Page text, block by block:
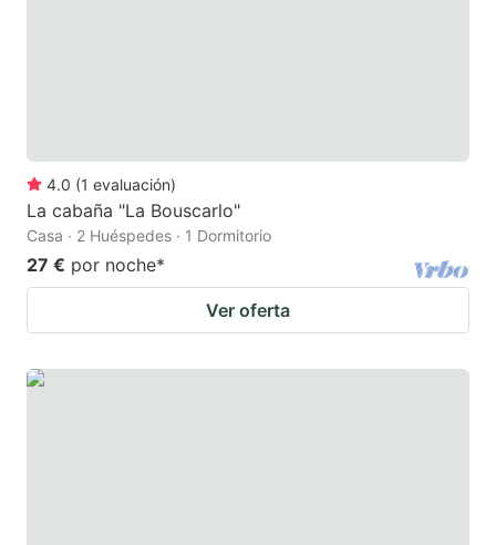
4.0 (1 evaluación)
La cabaña "La Bouscarlo"
Casa · 2 Huéspedes · 1 Dormitorio
27 € por noche*
Ver oferta